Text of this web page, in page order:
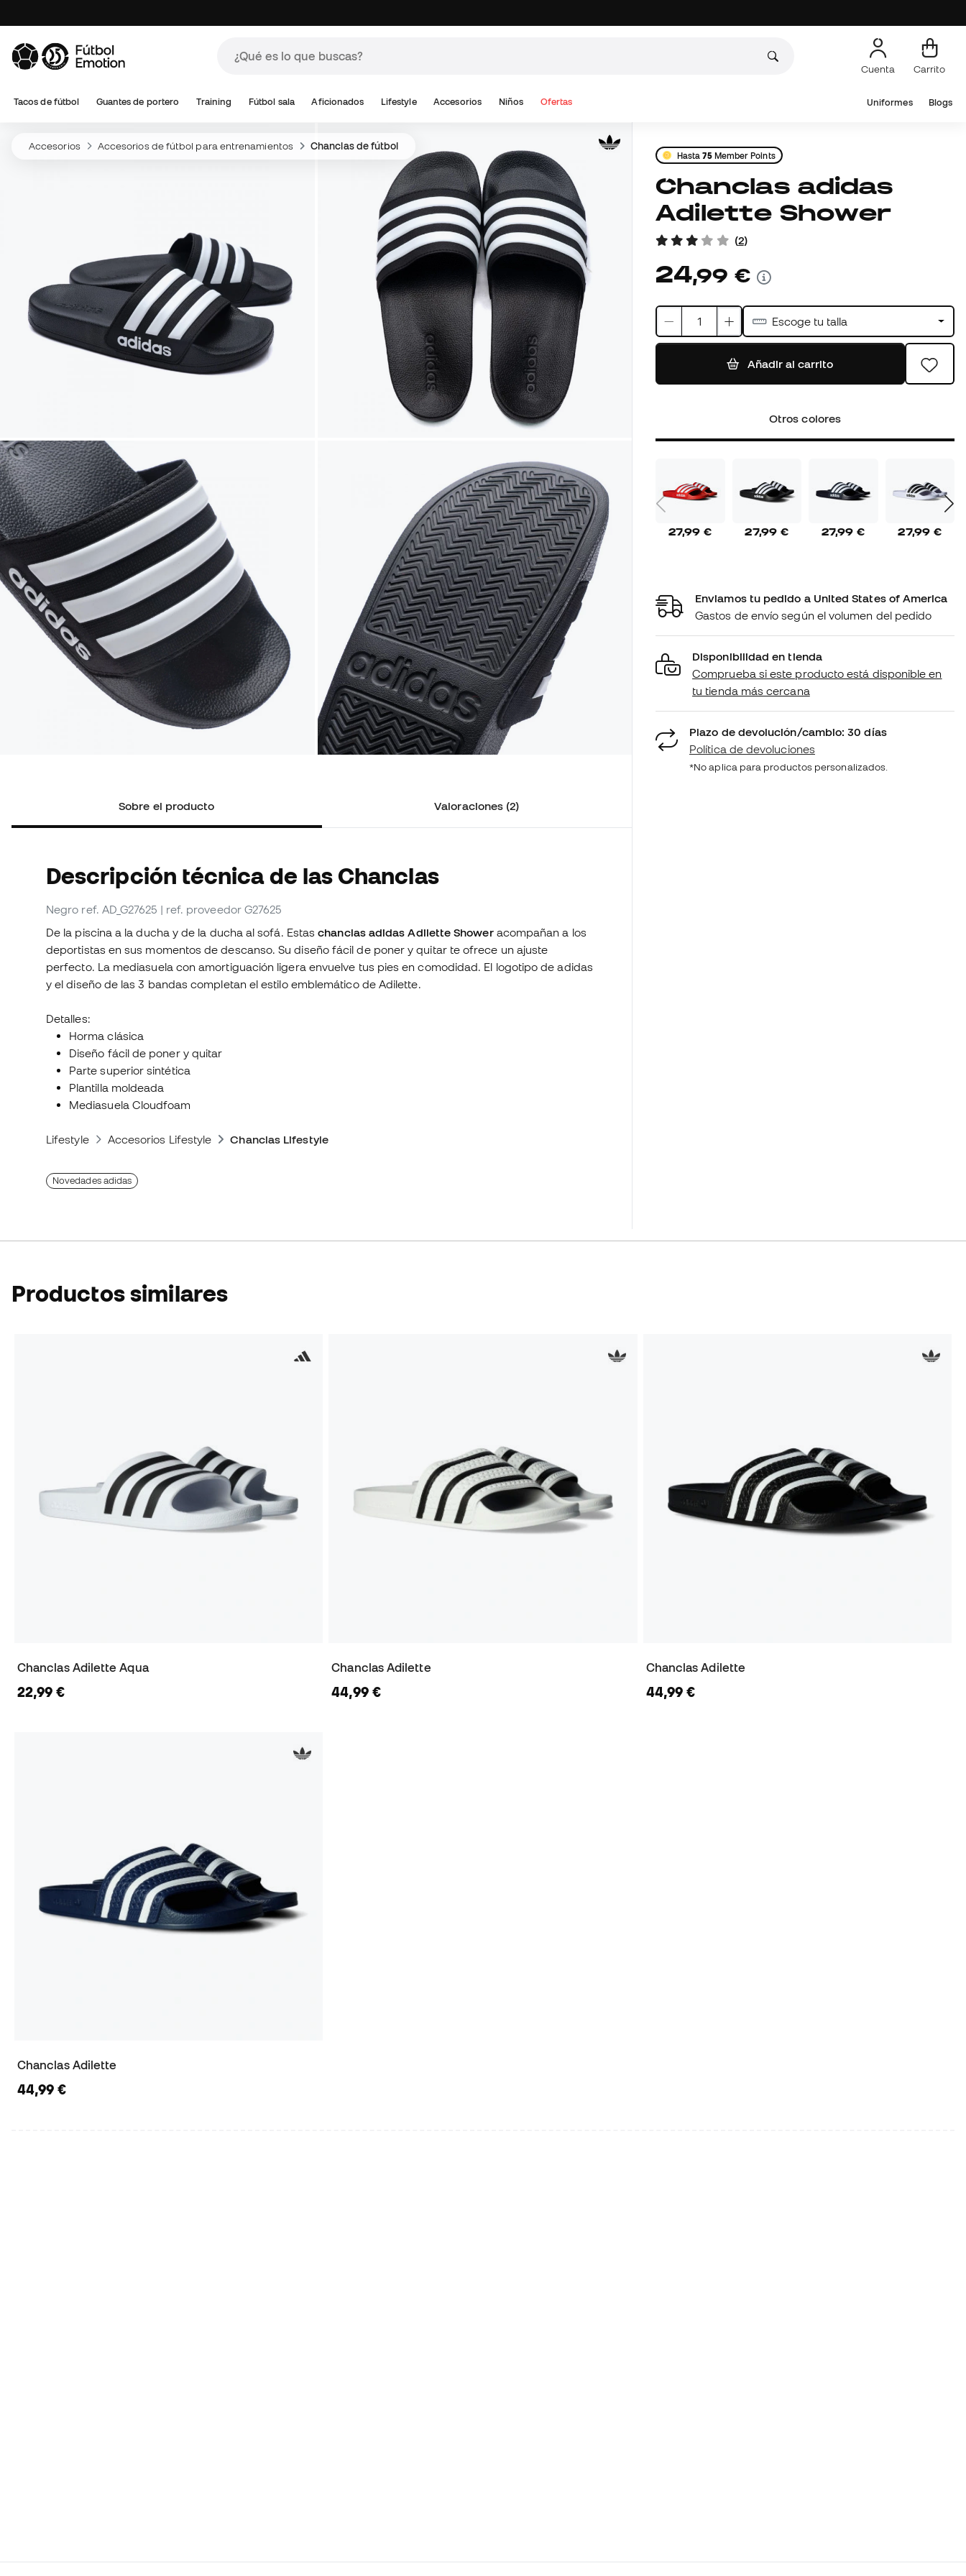
Cuenta Carrito
Tacos de fútbol Guantes de portero Training Fútbol sala Aficionados Lifestyle Accesorios Niños Ofertas Uniformes Blogs
Accesorios Accesorios de fútbol para entrenamientos Chanclas de fútbol
Sobre el producto Valoraciones (2)
Descripción técnica de las Chanclas
Negro ref. AD_G27625 | ref. proveedor G27625
De la piscina a la ducha y de la ducha al sofá. Estaschanclas adidas Adilette Shower acompañan a los
deportistas en sus momentos de descanso. Su diseño fácil de poner y quitar te ofrece un ajuste
perfecto. La mediasuela con amortiguación ligera envuelve tus pies en comodidad. El logotipo de adidas
y el diseño de las 3 bandas completan el estilo emblemático de Adilette.
Detalles:
Horma clásica
Diseño fácil de poner y quitar
Parte superior sintética
Plantilla moldeada
Mediasuela Cloudfoam
Lifestyle Accesorios Lifestyle Chanclas Lifestyle
Novedades adidas
Hasta75Member Points
Chanclas adidas
Adilette Shower
(2)
24,99 €
Escoge tu talla
Añadir al carrito
Otros colores
27,99 € 27,99 € 27,99 € 27,99 €
Enviamos tu pedido a United States of America
Gastos de envío según el volumen del pedido
Disponibilidad en tienda
Comprueba si este producto está disponible en
tu tienda más cercana
Plazo de devolución/cambio: 30 días
Política de devoluciones
*No aplica para productos personalizados.
Productos similares
Chanclas Adilette Aqua
22,99 €
Chanclas Adilette
44,99 €
Chanclas Adilette
44,99 €
Chanclas Adilette
44,99 €